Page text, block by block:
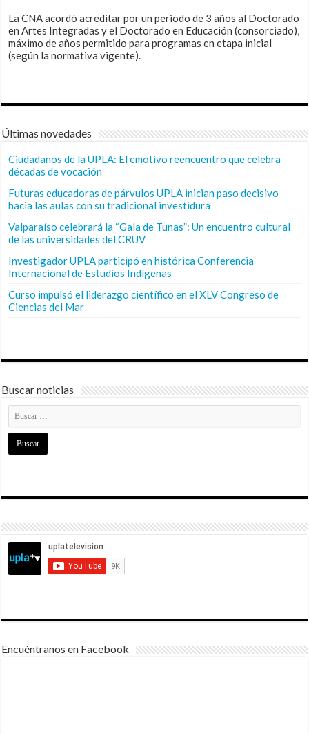
La CNA acordó acreditar por un periodo de 3 años al Doctorado
en Artes Integradas y el Doctorado en Educación (consorciado),
máximo de años permitido para programas en etapa inicial
(según la normativa vigente).
Últimas novedades
Ciudadanos de la UPLA: El emotivo reencuentro que celebra
décadas de vocación
Futuras educadoras de párvulos UPLA inician paso decisivo
hacia las aulas con su tradicional investidura
Valparaíso celebrará la “Gala de Tunas”: Un encuentro cultural
de las universidades del CRUV
Investigador UPLA participó en histórica Conferencia
Internacional de Estudios Indígenas
Curso impulsó el liderazgo científico en el XLV Congreso de
Ciencias del Mar
Buscar noticias
Encuéntranos en Facebook